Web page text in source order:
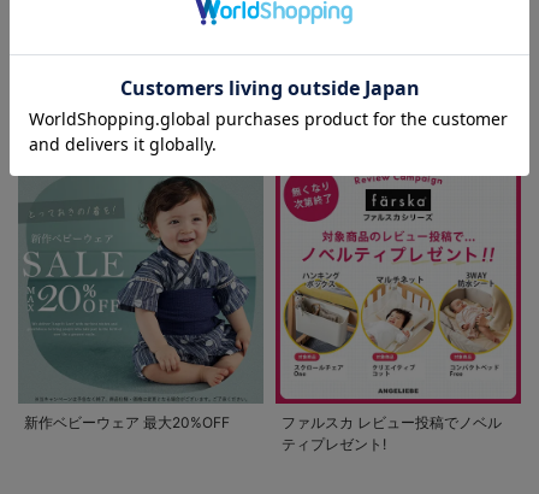
¥2,090 (税込)
袴オール 女の子
¥4,290
パジャマサマーセール全品5%OFF
夏休み応援クーポン MAX2,000円
OFF
新作ベビーウェア 最大20%OFF
ファルスカ レビュー投稿でノベル
ティプレゼント!
お気に入り商品を確認する